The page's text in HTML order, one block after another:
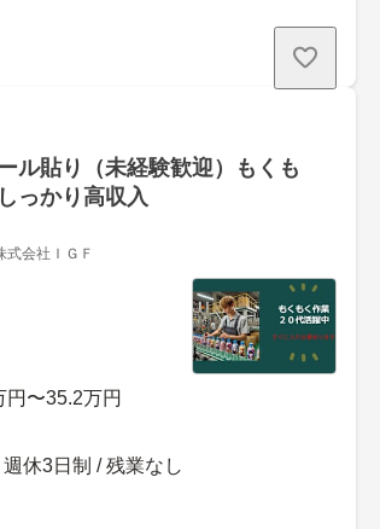
ル貼り（未経験歓迎）もくも
っかり高収入
式会社ＩＧＦ
円〜35.2万円
休3日制 / 残業なし